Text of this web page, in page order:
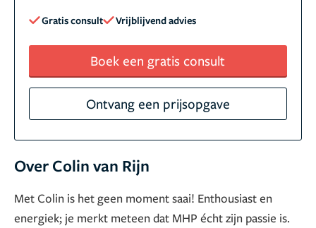
Gratis consult Vrijblijvend advies
Boek een gratis consult
Ontvang een prijsopgave
Over Colin van Rijn
Met Colin is het geen moment saai! Enthousiast en
energiek; je merkt meteen dat MHP écht zijn passie is.